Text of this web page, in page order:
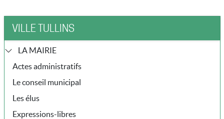
VILLE TULLINS
LA MAIRIE
Actes administratifs
Le conseil municipal
Les élus
Expressions-libres